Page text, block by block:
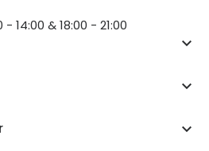
14:00 & 18:00 - 21:00
keyboard_arrow_down
keyboard_arrow_down
keyboard_arrow_down